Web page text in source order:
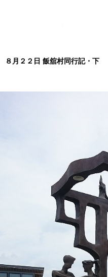
８月２２日 飯舘村同行記・下